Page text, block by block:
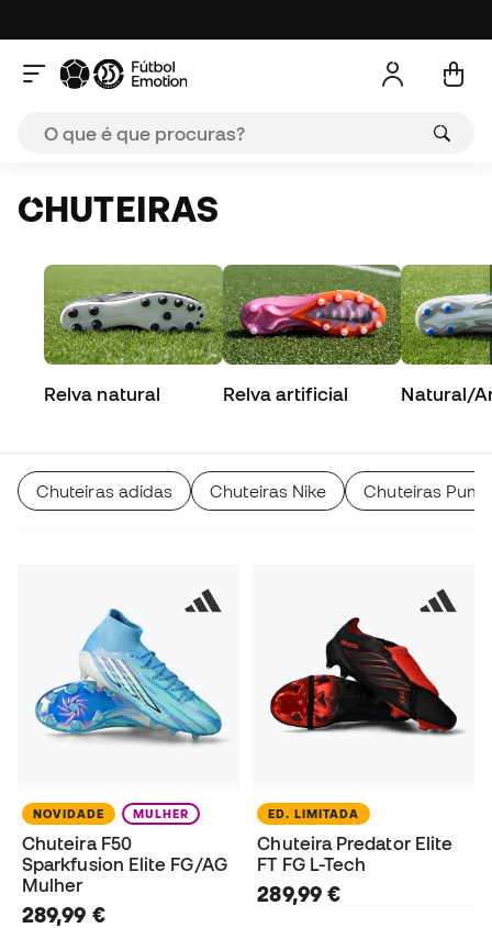
CHUTEIRAS
Relva natural Relva artificial Natural/
Chuteiras adidas Chuteiras Nike Chuteiras Puma
NOVIDADE MULHER
Chuteira F50
Sparkfusion Elite FG/AG
Mulher
289,99 €
ED. LIMITADA
Chuteira Predator Elite
FT FG L-Tech
289,99 €